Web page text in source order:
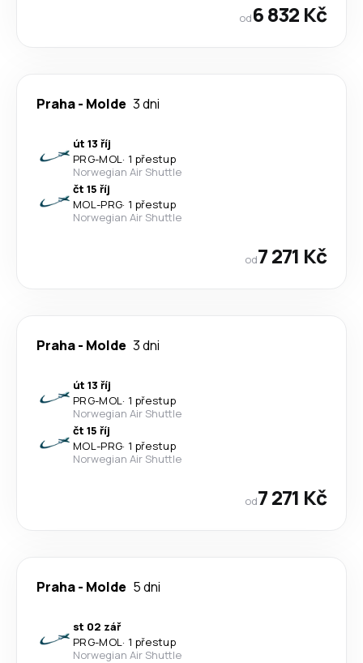
od6 832 Kč
Praha- Molde 3 dni
út 13 říj
PRG-MOL· 1 přestup
Norwegian Air Shuttle
čt 15 říj
MOL-PRG· 1 přestup
Norwegian Air Shuttle
od7 271 Kč
Praha- Molde 3 dni
út 13 říj
PRG-MOL· 1 přestup
Norwegian Air Shuttle
čt 15 říj
MOL-PRG· 1 přestup
Norwegian Air Shuttle
od7 271 Kč
Praha- Molde 5 dni
st 02 zář
PRG-MOL· 1 přestup
Norwegian Air Shuttle